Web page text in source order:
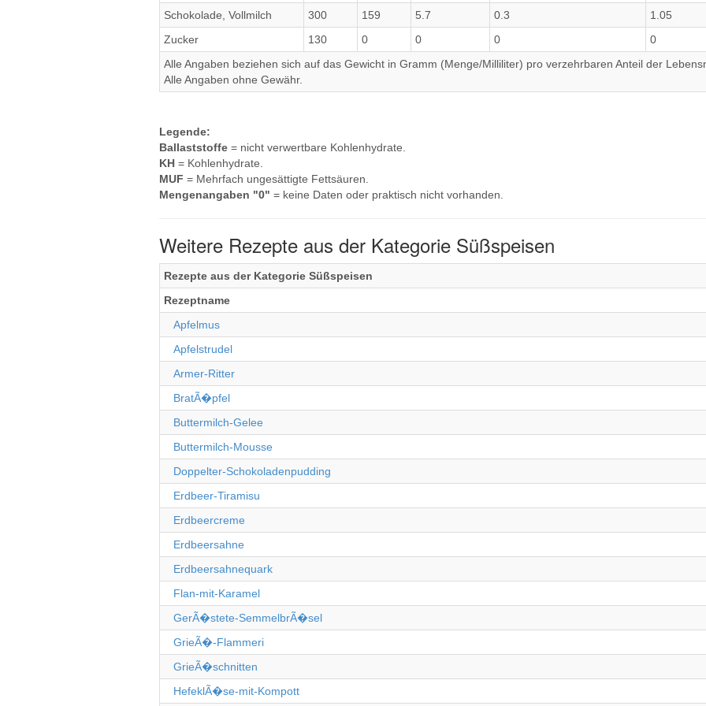
Schokolade, Vollmilch
300 159 5.7 0.3 1.05
Zucker
130 0 0 0 0
Alle Angaben beziehen sich auf das Gewicht in Gramm (Menge/Milliliter) pro verzehrbaren Anteil der
Alle Angaben ohne Gewähr.
Legende:
Ballaststoffe = nicht verwertbare Kohlenhydrate.
KH = Kohlenhydrate.
MUF = Mehrfach ungesättigte Fettsäuren.
Mengenangaben "0" = keine Daten oder praktisch nicht vorhanden.
Weitere Rezepte aus der Kategorie Süßspeisen
Rezepte aus der Kategorie Süßspeisen
Rezeptname
Apfelmus
Apfelstrudel
Armer-Ritter
BratÃ�pfel
Buttermilch-Gelee
Buttermilch-Mousse
Doppelter-Schokoladenpudding
Erdbeer-Tiramisu
Erdbeercreme
Erdbeersahne
Erdbeersahnequark
Flan-mit-Karamel
GerÃ�stete-SemmelbrÃ�sel
GrieÃ�-Flammeri
GrieÃ�schnitten
HefeklÃ�se-mit-Kompott